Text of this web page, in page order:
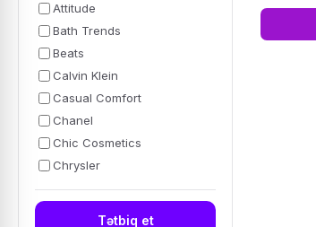
Attitude
Bath Trends
Beats
Calvin Klein
Casual Comfort
Chanel
Chic Cosmetics
Chrysler
Tətbiq et